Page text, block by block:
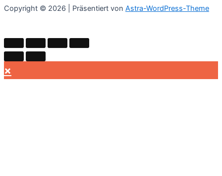
Copyright © 2026 | Präsentiert von Astra-WordPress-Theme
×